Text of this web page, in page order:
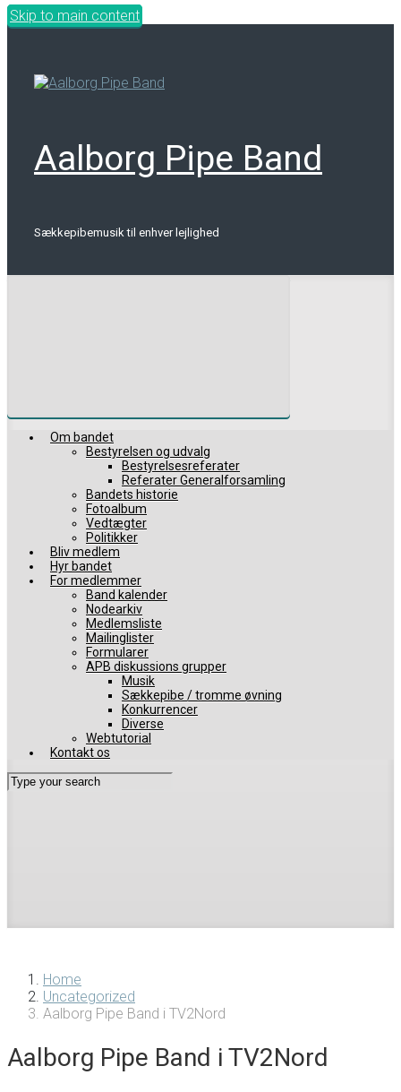
Skip to main content
Aalborg Pipe Band
Sækkepibemusik til enhver lejlighed
Om bandet
Bestyrelsen og udvalg
Bestyrelsesreferater
Referater Generalforsamling
Bandets historie
Fotoalbum
Vedtægter
Politikker
Bliv medlem
Hyr bandet
For medlemmer
Band kalender
Nodearkiv
Medlemsliste
Mailinglister
Formularer
APB diskussions grupper
Musik
Sækkepibe / tromme øvning
Konkurrencer
Diverse
Webtutorial
Kontakt os
Home
Uncategorized
Aalborg Pipe Band i TV2Nord
Aalborg Pipe Band i TV2Nord